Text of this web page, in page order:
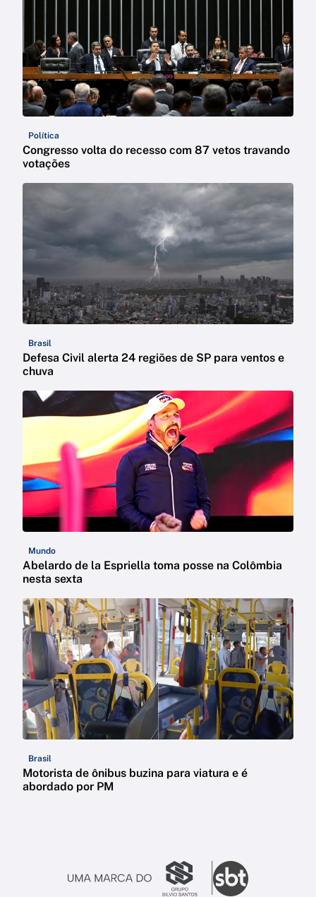
Política
Congresso volta do recesso com 87 vetos travando
votações
Brasil
Defesa Civil alerta 24 regiões de SP para ventos e
chuva
Mundo
Abelardo de la Espriella toma posse na Colômbia
nesta sexta
Brasil
Motorista de ônibus buzina para viatura e é
abordado por PM